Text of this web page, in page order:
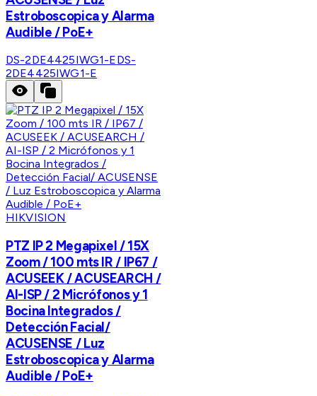
Estroboscopica y Alarma
Audible / PoE+
DS-2DE4425IWG1-EDS-
2DE4425IWG1-E
HIKVISION
PTZ IP 2 Megapixel / 15X
Zoom / 100 mts IR / IP67 /
ACUSEEK / ACUSEARCH /
AI-ISP / 2 Micrófonos y 1
Bocina Integrados /
Detección Facial/
ACUSENSE / Luz
Estroboscopica y Alarma
Audible / PoE+